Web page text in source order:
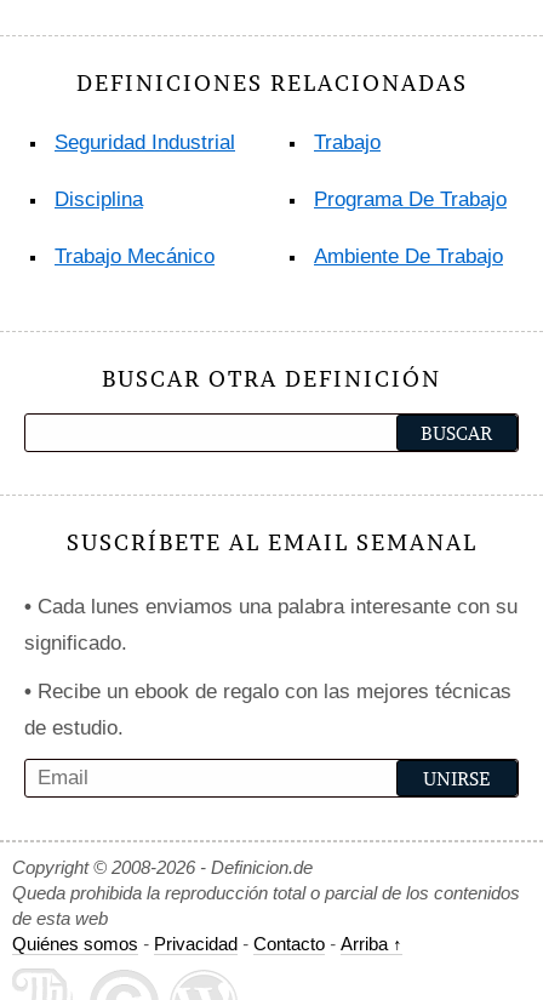
DEFINICIONES RELACIONADAS
Seguridad Industrial
Disciplina
Trabajo Mecánico
Trabajo
Programa De Trabajo
Ambiente De Trabajo
BUSCAR OTRA DEFINICIÓN
SUSCRÍBETE AL EMAIL SEMANAL
• Cada lunes enviamos una palabra interesante con su
significado.
• Recibe un ebook de regalo con las mejores técnicas
de estudio.
Copyright © 2008-2026 - Definicion.de
Queda prohibida la reproducción total o parcial de los contenidos
de esta web
Quiénes somos - Privacidad - Contacto - Arriba ↑